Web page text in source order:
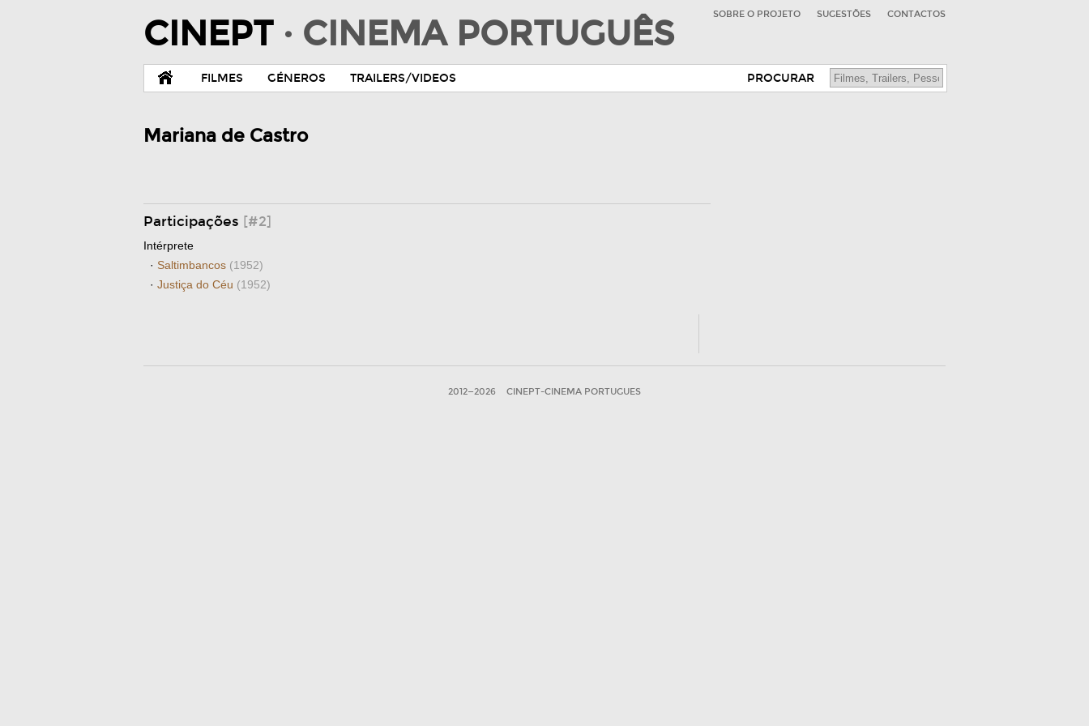
CINEPT · CINEMA PORTUGUÊS SOBRE O PROJETO SUGESTÕES CONTACTOS
FILMES GÉNEROS TRAILERS/VIDEOS PROCURAR
Mariana de Castro
Participações [#2]
Intérprete
· Saltimbancos (1952)
· Justiça do Céu (1952)
2012—2026 CINEPT-CINEMA PORTUGUES